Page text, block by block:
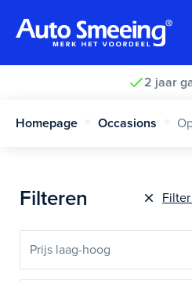
2 jaar
Homepage Occasions
Filteren